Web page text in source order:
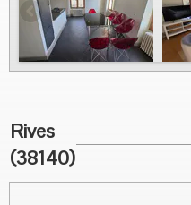
Rives
(38140)